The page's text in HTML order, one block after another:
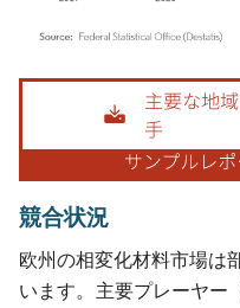
画像 © Mordor Intelligence。再
競合状況
欧州の相変化材料市場は
います。主要プレーヤー